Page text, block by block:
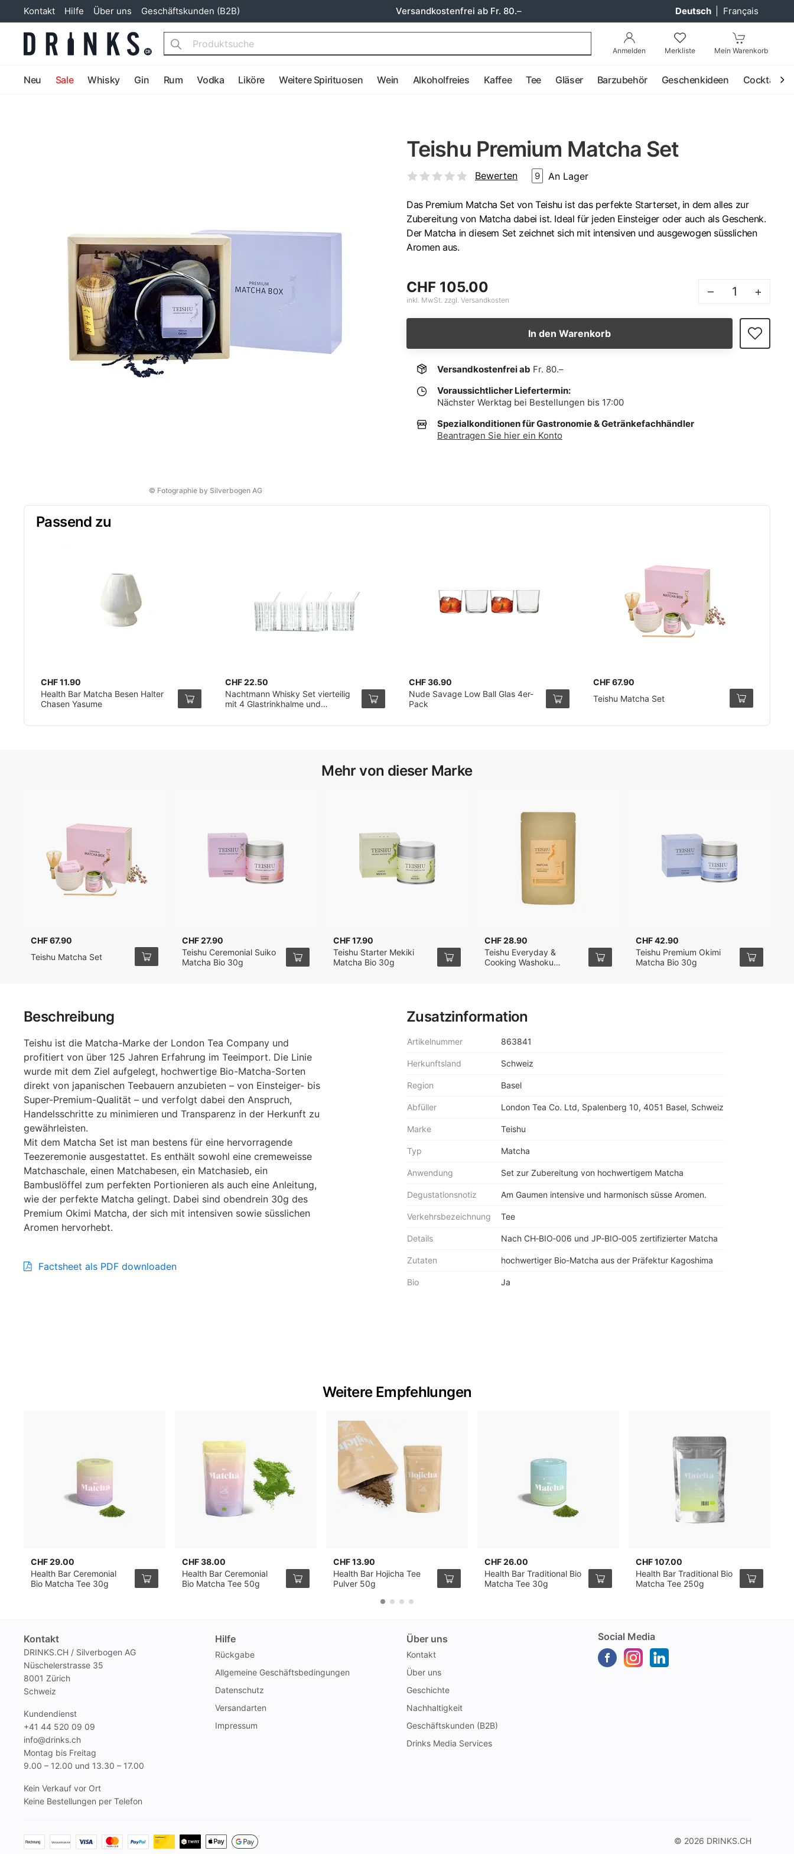
Kontakt Hilfe Über uns Geschäftskunden (B2B) Versandkostenfrei ab Fr. 80.– Deutsch Français
Anmelden Merkliste Mein Warenkorb
Search
Neu Sale Whisky Gin Rum Vodka Liköre Weitere Spirituosen Wein Alkoholfreies Kaffee Tee Gläser Barzubehör Geschenkideen Cocktail
© Fotographie by Silverbogen AG
Teishu Premium Matcha Set
Bewerten 9 An Lager
Das Premium Matcha Set von Teishu ist das perfekte Starterset, in dem alles zur
Zubereitung von Matcha dabei ist. Ideal für jeden Einsteiger oder auch als Geschenk.
Der Matcha in diesem Set zeichnet sich mit intensiven und ausgewogen süsslichen
Aromen aus.
CHF 105.00
inkl. MwSt. zzgl. Versandkosten
– +
In den Warenkorb
Versandkostenfrei ab Fr. 80.–
Voraussichtlicher Liefertermin:
Nächster Werktag bei Bestellungen bis 17:00
Spezialkonditionen für Gastronomie & Getränkefachhändler
Beantragen Sie hier ein Konto
Passend zu
CHF 11.90
Health Bar Matcha Besen Halter
Chasen Yasume
CHF 22.50
Nachtmann Whisky Set vierteilig
mit 4 Glastrinkhalme und
CHF 36.90
Nude Savage Low Ball Glas 4er-
Pack
CHF 67.90
Teishu Matcha Set
Beschreibung
Teishu ist die Matcha-Marke der London Tea Company und
profitiert von über 125 Jahren Erfahrung im Teeimport. Die Linie
wurde mit dem Ziel aufgelegt, hochwertige Bio-Matcha-Sorten
direkt von japanischen Teebauern anzubieten – von Einsteiger- bis
Super-Premium-Qualität – und verfolgt dabei den Anspruch,
Handelsschritte zu minimieren und Transparenz in der Herkunft zu
gewährleisten.
Mit dem Matcha Set ist man bestens für eine hervorragende
Teezeremonie ausgestattet. Es enthält sowohl eine cremeweisse
Matchaschale, einen Matchabesen, ein Matchasieb, ein
Bambuslöffel zum perfekten Portionieren als auch eine Anleitung,
wie der perfekte Matcha gelingt. Dabei sind obendrein 30g des
Premium Okimi Matcha, der sich mit intensiven sowie süsslichen
Aromen hervorhebt.
Factsheet als PDF downloaden
Zusatzinformation
Artikelnummer 863841
Herkunftsland Schweiz
Region Basel
Abfüller London Tea Co. Ltd, Spalenberg 10, 4051 Basel, Schweiz
Marke Teishu
Typ Matcha
Anwendung Set zur Zubereitung von hochwertigem Matcha
Degustationsnotiz Am Gaumen intensive und harmonisch süsse Aromen.
Verkehrsbezeichnung Tee
Details Nach CH‑BIO‑006 und JP‑BIO‑005 zertifizierter Matcha
Zutaten hochwertiger Bio-Matcha aus der Präfektur Kagoshima
Bio Ja
Mehr von dieser Marke
CHF 67.90
Teishu Matcha Set
CHF 27.90
Teishu Ceremonial Suiko
Matcha Bio 30g
CHF 17.90
Teishu Starter Mekiki
Matcha Bio 30g
CHF 28.90
Teishu Everyday &
Cooking Washoku
CHF 42.90
Teishu Premium Okimi
Matcha Bio 30g
Weitere Empfehlungen
CHF 29.00
Health Bar Ceremonial
Bio Matcha Tee 30g
CHF 38.00
Health Bar Ceremonial
Bio Matcha Tee 50g
CHF 13.90
Health Bar Hojicha Tee
Pulver 50g
CHF 26.00
Health Bar Traditional Bio
Matcha Tee 30g
CHF 107.00
Health Bar Traditional Bio
Matcha Tee 250g
Kontakt
DRINKS.CH / Silverbogen AG
Nüschelerstrasse 35
8001 Zürich
Schweiz
Kundendienst
+41 44 520 09 09
info@drinks.ch
Montag bis Freitag
9.00 – 12.00 und 13.30 – 17.00
Kein Verkauf vor Ort
Keine Bestellungen per Telefon
Hilfe
Rückgabe
Allgemeine Geschäftsbedingungen
Datenschutz
Versandarten
Impressum
Über uns
Kontakt
Über uns
Geschichte
Nachhaltigkeit
Geschäftskunden (B2B)
Drinks Media Services
Social Media
© 2026 DRINKS.CH